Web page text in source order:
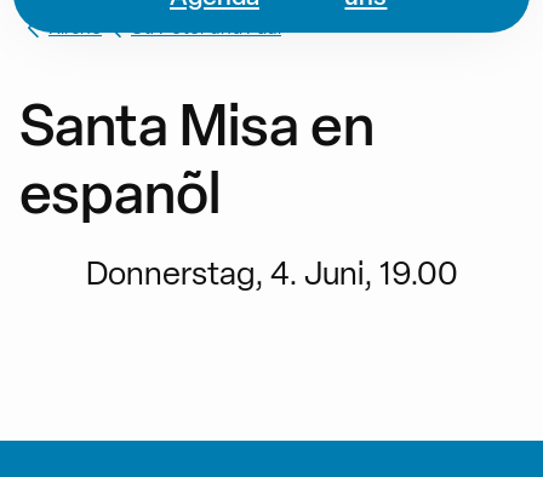
Kirche St. Peter und Paul
Santa Misa en
espanõl
Donnerstag, 4. Juni, 19.00